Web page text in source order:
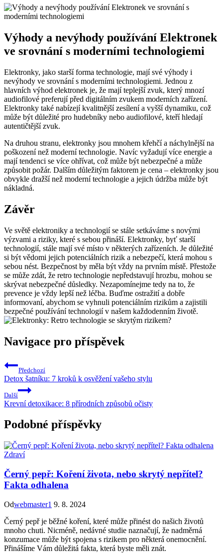
Výhody a nevýhody používání Elektronek
ve srovnání s moderními technologiemi
Elektronky, jako starší forma technologie, mají své výhody i
nevýhody ve srovnání s moderními technologiemi. Jednou z
hlavních výhod elektronek je, že mají teplejší zvuk, který mnozí
audiofilové preferují před digitálním zvukem moderních zařízení.
Elektronky také nabízejí kvalitnější zesílení a vyšší dynamiku, což
může být důležité pro hudebníky nebo audiofilové, kteří hledají
autentičtější zvuk.
Na druhou stranu, elektronky jsou mnohem křehčí a náchylnější na
poškození než moderní technologie. Navíc vyžadují více energie a
mají tendenci se více ohřívat, což může být nebezpečné a může
způsobit požár. Dalším důležitým faktorem je cena – elektronky jsou
obvykle dražší než moderní technologie a jejich údržba může být
nákladná.
Závěr
Ve světě elektroniky a technologií se stále setkáváme s novými
výzvami a riziky, které s sebou přináší. Elektronky, byť starší
technologií, stále mají své místo v některých zařízeních. Je důležité
si být vědomi jejich potenciálních rizik a nebezpečí, která mohou s
sebou nést. Bezpečnost by měla být vždy na prvním místě. Přestože
se může zdát, že retro technologie nepředstavují hrozbu, mohou se
skrývat nebezpečné důsledky. Nezapomínejme tedy na to, že
prevence je vždy lepší než léčba. Buďme ostražití a dobře
informovaní, abychom se vyhnuli potenciálním rizikům a zajistili
bezpečné používání technologií v našem každodenním životě.
Navigace pro příspěvek
Předchozí
Detox šatníku: 7 kroků k osvěžení vašeho stylu
Další
Krevní detoxikace: 8 přírodních způsobů očisty
Podobné příspěvky
Zdraví
Černý pepř: Koření života, nebo skrytý nepřítel?
Fakta odhalena
Odwebmaster1 9. 8. 2024
Černý pepř je běžné koření, které může přinést do našich životů
mnoho chuti. Nicméně, nedávné studie naznačují, že nadměrná
konzumace může být spojena s rizikem pro některá onemocnění.
Přinášíme Vám důležitá fakta, která byste měli znát.